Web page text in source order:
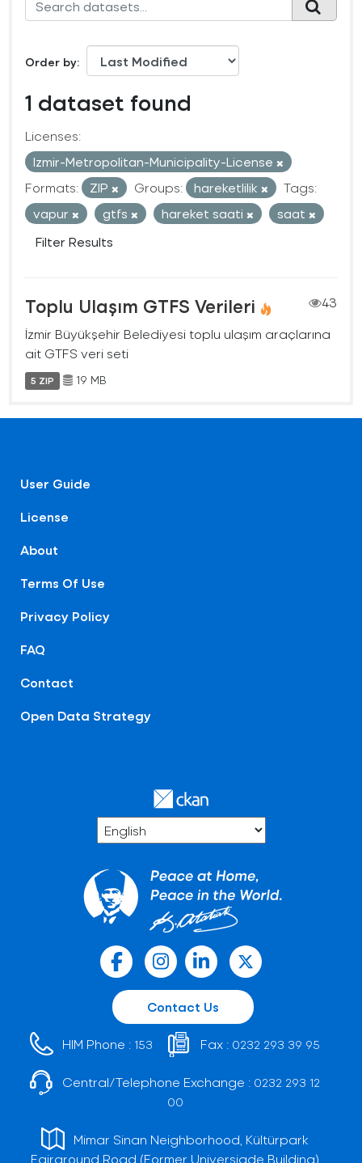
Order by
1 dataset found
Licenses:
Izmir-Metropolitan-Municipality-License
Formats:
ZIP Groups: hareketlilik
Tags:
vapur
gtfs hareket saati
saat
Filter Results
Toplu Ulaşım GTFS Verileri
43
İzmir Büyükşehir Belediyesi toplu ulaşım araçlarına
ait GTFS veri seti
5 ZIP 19 MB
User Guide
License
About
Terms Of Use
Privacy Policy
FAQ
Contact
Open Data Strategy
Contact Us
HIM Phone : 153 Fax : 0232 293 39 95
Central/Telephone Exchange : 0232 293 12
00
Mimar Sinan Neighborhood, Kültürpark
Fairground Road (Former Universiade Building)